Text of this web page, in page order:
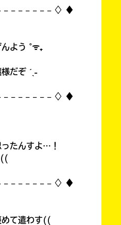
𓐄 𓐄 𓐄 𓐄 𓐄 𓐄 ♢ ♦︎
よう ˚ᯤ₊
だぞ ˊˎ˗
𓐄 𓐄 𓐄 𓐄 𓐄 𓐄 ♢ ♦︎
たんすよ…！
((
𓐄 𓐄 𓐄 𓐄 𓐄 𓐄 ♢ ♦︎
めて遣わす((